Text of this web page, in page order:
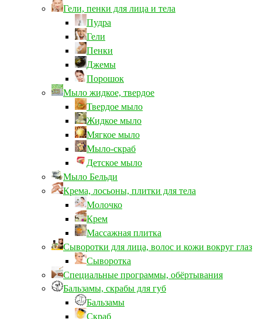
Гели, пенки для лица и тела
Пудра
Гели
Пенки
Джемы
Порошок
Мыло жидкое, твердое
Твердое мыло
Жидкое мыло
Мягкое мыло
Мыло-скраб
Детское мыло
Мыло Бельди
Крема, лосьоны, плитки для тела
Молочко
Крем
Массажная плитка
Сыворотки для лица, волос и кожи вокруг глаз
Сыворотка
Специальные программы, обёртывания
Бальзамы, скрабы для губ
Бальзамы
Скраб